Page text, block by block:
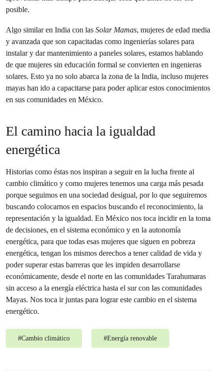
posible.
Algo similar en India con las Solar Mamas, mujeres de edad media
y avanzada que son capacitadas como ingenierías solares para
instalar y dar mantenimiento a paneles solares, estamos hablando
de que mujeres sin educación formal se convierten en ingenieras
solares. Esto ya no solo abarca la zona de la India, incluso mujeres
mayas han ido a capacitarse para poder aplicar estos conocimientos
en sus comunidades en México.
El camino hacia la igualdad
energética
Historias como éstas nos inspiran a seguir en la lucha frente al
cambio climático y como mujeres tenemos una carga más pesada
porque seguimos en una sociedad desigual, por lo que seguiremos
buscando colocarnos en espacios buscando el reconocimiento, la
representación y la igualdad. En México nos toca incidir en la toma
de decisiones, en el sistema económico y en la autonomía
energética, para que todas esas mujeres que siguen en pobreza
energética, tengan los mismos derechos a tener calidad de vida y
poder superar estas barreras que les impiden desarrollarse
económicamente, desde el norte en las comunidades Tarahumaras
sin acceso a la energía eléctrica hasta el sur con las comunidades
Mayas. Nos toca ir juntas para lograr este cambio en el sistema
energético.
#Cambio climático #Energía renovable